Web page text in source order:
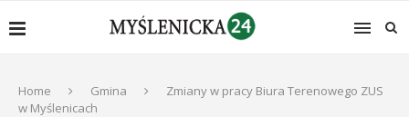
Home Gmina
Zmiany w pracy Biura Terenowego ZUS
w Myślenicach